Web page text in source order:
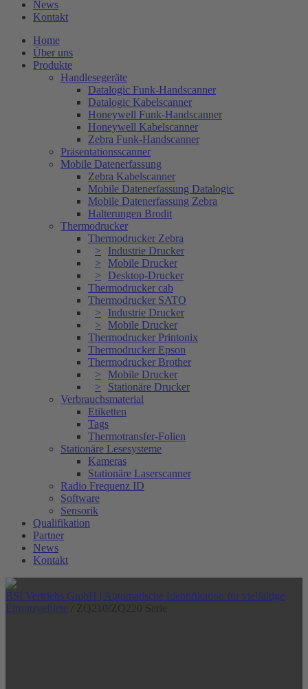
News
Kontakt
Home
Über uns
Produkte
Handlesegeräte
Datalogic Funk-Handscanner
Datalogic Kabelscanner
Honeywell Funk-Handscanner
Honeywell Kabelscanner
Zebra Funk-Handscanner
Präsentationsscanner
Mobile Datenerfassung
Zebra Kabelscanner
Mobile Datenerfassung Datalogic
Mobile Datenerfassung Zebra
Halterungen Brodit
Thermodrucker
Thermodrucker Zebra
Industrie Drucker
Mobile Drucker
Desktop-Drucker
Thermodrucker cab
Thermodrucker SATO
Industrie Drucker
Mobile Drucker
Thermodrucker Printonix
Thermodrucker Epson
Thermodrucker Brother
Mobile Drucker
Stationäre Drucker
Verbrauchsmaterial
Etiketten
Tags
Thermotransfer-Folien
Stationäre Lesesysteme
Kameras
Stationäre Laserscanner
Radio Frequenz ID
Software
Sensorik
Qualifikation
Partner
News
Kontakt
BSI Vertriebs GmbH | Automatische Identifikation für vielfältige
Einsatzgebiete